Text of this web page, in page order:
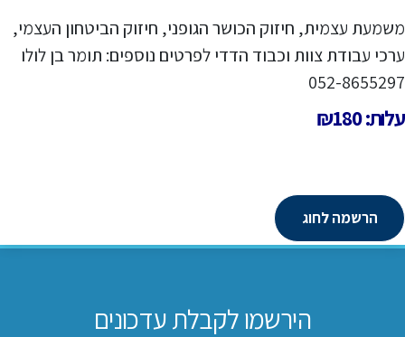
משמעת עצמית, חיזוק הכושר הגופני, חיזוק הביטחון העצמי,
ערכי עבודת צוות וכבוד הדדי לפרטים נוספים: תומר בן לולו
052-8655297
עלות: ₪180
הרשמה לחוג
הירשמו לקבלת עדכונים